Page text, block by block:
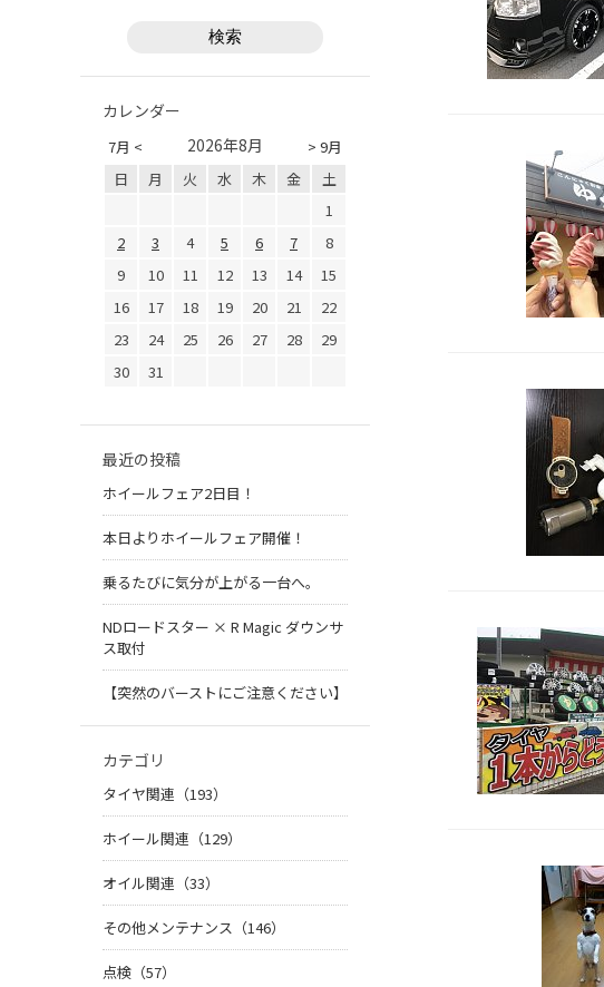
カレンダー
7月 < > 9月
2026年8月
日 月 火 水 木 金
土
1
2
3 4 5 6 7
8
9
10 11 12 13 14
15
16
17 18 19 20 21
22
23
24 25 26 27 28
29
30
31
最近の投稿
ホイールフェア2日目！
本日よりホイールフェア開催！
乗るたびに気分が上がる一台へ。
NDロードスター × R Magic ダウンサ
ス取付
【突然のバーストにご注意ください】
カテゴリ
タイヤ関連（193）
ホイール関連（129）
オイル関連（33）
その他メンテナンス（146）
点検（57）